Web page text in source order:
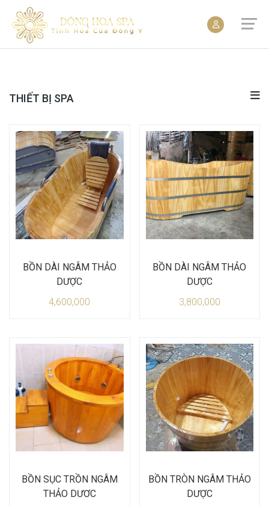
THIẾT BỊ SPA
BỒN DÀI NGÂM THẢO
DƯỢC
4,600,000
BỒN DÀI NGÂM THẢO
DƯỢC
3,800,000
BỒN SỤC TRỒN NGÂM
THẢO DƯƠC
BỒN TRÒN NGÂM THẢO
DƯỢC